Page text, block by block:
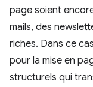
page soient
mails, des
riches. Dans ce
pour la mise en
structurels qui